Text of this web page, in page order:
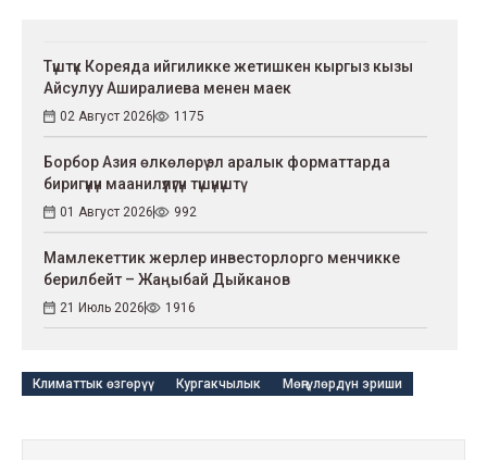
Түштүк Кореяда ийгиликке жетишкен кыргыз кызы
Айсулуу Аширалиева менен маек
02 Август 2026 1175
Борбор Азия өлкөлөрү эл аралык форматтарда
биригүүнүн маанилүүлүгүн түшүнүштү
01 Август 2026 992
Мамлекеттик жерлер инвесторлорго менчикке
берилбейт – Жаңыбай Дыйканов
21 Июль 2026 1916
Климаттык өзгөрүү Кургакчылык Мөңгүлөрдүн эриши